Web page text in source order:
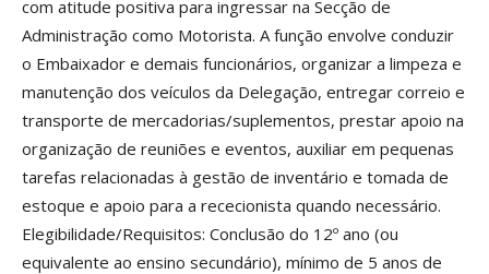
com atitude positiva para ingressar na Secção de
Administração como Motorista. A função envolve conduzir
o Embaixador e demais funcionários, organizar a limpeza e
manutenção dos veículos da Delegação, entregar correio e
transporte de mercadorias/suplementos, prestar apoio na
organização de reuniões e eventos, auxiliar em pequenas
tarefas relacionadas à gestão de inventário e tomada de
estoque e apoio para a rececionista quando necessário.
Elegibilidade/Requisitos: Conclusão do 12º ano (ou
equivalente ao ensino secundário), mínimo de 5 anos de